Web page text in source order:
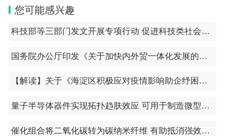
您可能感兴趣
科技部等三部门发文开展专项行动 促进科技类社会团体发挥学术自律自净作用
国务院办公厅印发《关于加快内外贸一体化发展的若干措施》的通知
【解读】关于《海淀区积极应对疫情影响助企纾困的若干措施》的政策解读
量子半导体器件实现拓扑趋肤效应 可用于制造微型高精度传感器和放大器
催化组合将二氧化碳转为碳纳米纤维 有助抵消强效温室气体排放